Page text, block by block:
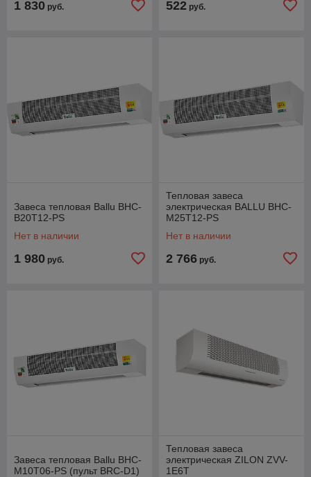
1 830 руб. 522 руб.
Завеса тепловая Ballu BHC-
B20T12-PS
Нет в наличии
1 980 руб.
Тепловая завеса
электрическая BALLU BHC-
M25T12-PS
Нет в наличии
2 766 руб.
Завеса тепловая Ballu BHC-
M10T06-PS (пульт BRC-D1)
Тепловая завеса
электрическая ZILON ZVV-
1E6T